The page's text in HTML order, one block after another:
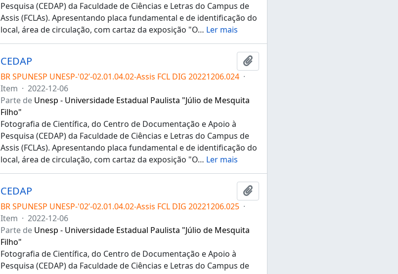
Pesquisa (CEDAP) da Faculdade de Ciências e Letras do Campus de
Assis (FCLAs). Apresentando placa fundamental e de identificação do
local, área de circulação, com cartaz da exposição "O… Ler mais
CEDAP
Adicionar a área de transferência
BR SPUNESP UNESP-'02’-02.01.04.02-Assis FCL DIG 20221206.024 ·
Item · 2022-12-06
Parte de Unesp - Universidade Estadual Paulista "Júlio de Mesquita
Filho"
Fotografia de Científica, do Centro de Documentação e Apoio à
Pesquisa (CEDAP) da Faculdade de Ciências e Letras do Campus de
Assis (FCLAs). Apresentando placa fundamental e de identificação do
local, área de circulação, com cartaz da exposição "O… Ler mais
CEDAP
Adicionar a área de transferência
BR SPUNESP UNESP-'02’-02.01.04.02-Assis FCL DIG 20221206.025 ·
Item · 2022-12-06
Parte de Unesp - Universidade Estadual Paulista "Júlio de Mesquita
Filho"
Fotografia de Científica, do Centro de Documentação e Apoio à
Pesquisa (CEDAP) da Faculdade de Ciências e Letras do Campus de